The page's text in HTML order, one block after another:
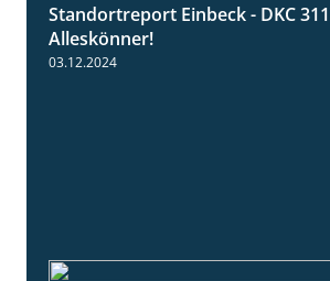
Standortreport Einbeck - DKC
Alleskönner!
03.12.2024